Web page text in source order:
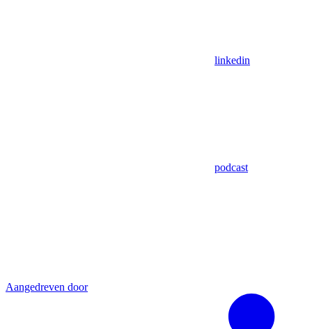
linkedin
podcast
Aangedreven door